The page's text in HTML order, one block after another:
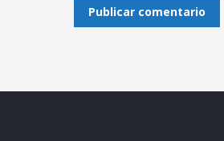
Publicar comentario